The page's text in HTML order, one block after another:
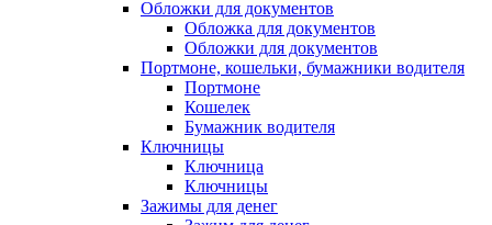
Обложки для документов
Обложка для документов
Обложки для документов
Портмоне, кошельки, бумажники водителя
Портмоне
Кошелек
Бумажник водителя
Ключницы
Ключница
Ключницы
Зажимы для денег